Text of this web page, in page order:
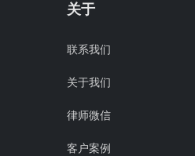
关于
联系我们
关于我们
律师微信
客户案例